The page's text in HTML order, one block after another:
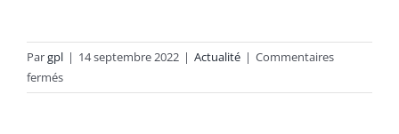
Pargpl | 14 septembre 2022 | Actualité | Commentaires
ferméssur
Merci